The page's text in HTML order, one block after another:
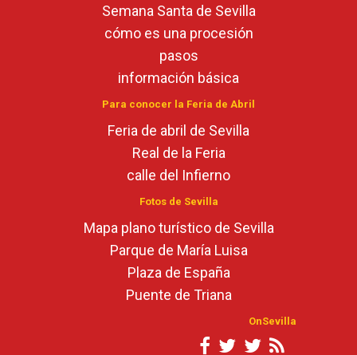
Semana Santa de Sevilla
cómo es una procesión
pasos
información básica
Para conocer la Feria de Abril
Feria de abril de Sevilla
Real de la Feria
calle del Infierno
Fotos de Sevilla
Mapa plano turístico de Sevilla
Parque de María Luisa
Plaza de España
Puente de Triana
OnSevilla